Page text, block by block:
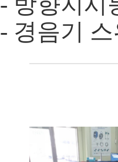
- 경음기